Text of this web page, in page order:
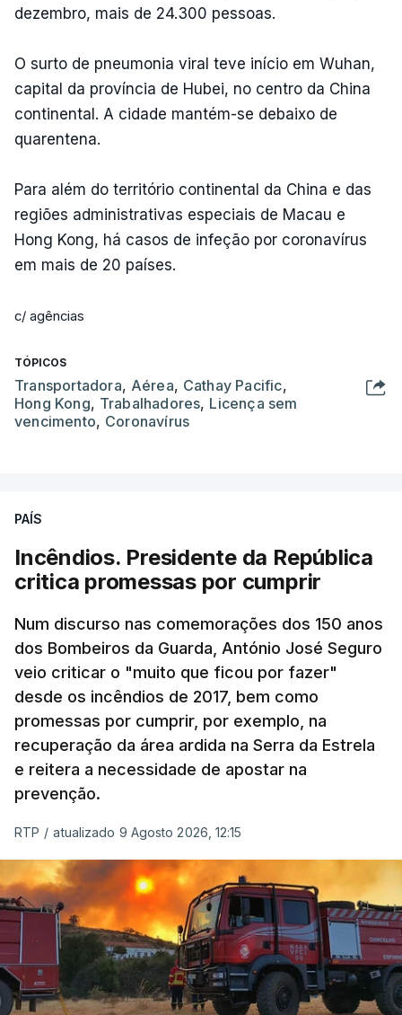
dezembro, mais de 24.300 pessoas.
O surto de pneumonia viral teve início em Wuhan,
capital da província de Hubei, no centro da China
continental. A cidade mantém-se debaixo de
quarentena.
Para além do território continental da China e das
regiões administrativas especiais de Macau e
Hong Kong, há casos de infeção por coronavírus
em mais de 20 países.
c/ agências
TÓPICOS
Transportadora, Aérea, Cathay Pacific,
Hong Kong, Trabalhadores, Licença sem
vencimento, Coronavírus
PAÍS
Incêndios. Presidente da República
critica promessas por cumprir
Num discurso nas comemorações dos 150 anos
dos Bombeiros da Guarda, António José Seguro
veio criticar o "muito que ficou por fazer"
desde os incêndios de 2017, bem como
promessas por cumprir, por exemplo, na
recuperação da área ardida na Serra da Estrela
e reitera a necessidade de apostar na
prevenção.
RTP / atualizado 9 Agosto 2026, 12:15